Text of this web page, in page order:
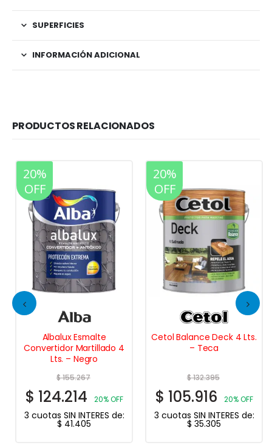
SUPERFICIES
INFORMACIÓN ADICIONAL
PRODUCTOS RELACIONADOS
20%
OFF
Albalux Esmalte
Convertidor Martillado 4
Lts. – Negro
$155.267
$ 124.214 20% OFF
3 cuotas SIN INTERES de:
$ 41.405
20%
OFF
Cetol Balance Deck 4 Lts.
– Teca
$132.395
$ 105.916 20% OFF
3 cuotas SIN INTERES de:
$ 35.305